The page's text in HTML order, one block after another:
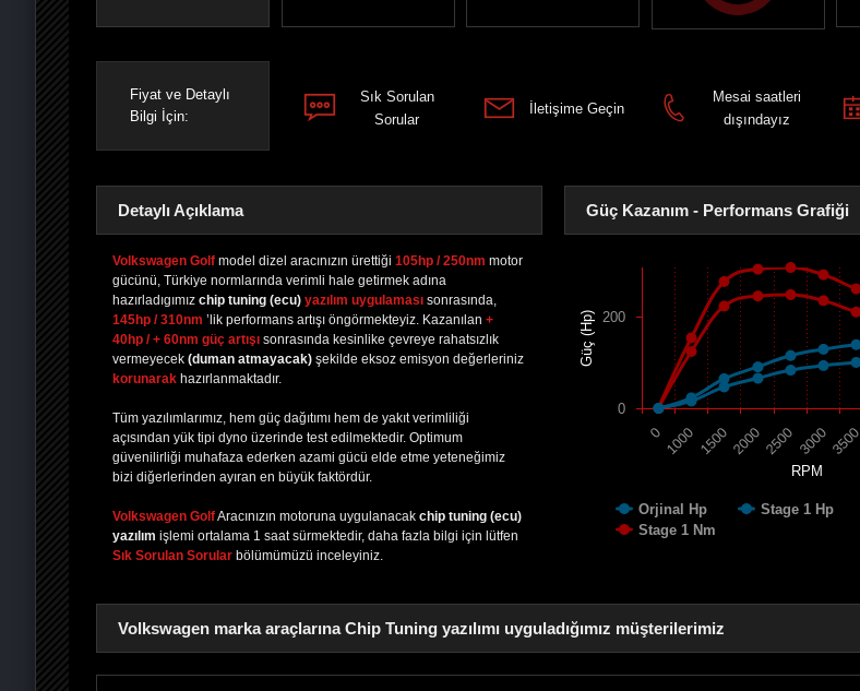
PAYLAŞPAYLAŞPLUS'TAPAYLAŞ
Fiyat ve Detaylı
Bilgi İçin:
Sık Sorulan
Sorular
İletişime Geçin
Mesai saatleri
dışındayız
Detaylı Açıklama
Volkswagen Golf model dizel aracınızın ürettiği 105hp / 250nm motor
gücünü, Türkiye normlarında verimli hale getirmek adına
hazırladıgımız chip tuning (ecu) yazılım uygulaması sonrasında,
145hp / 310nm ’lik performans artışı öngörmekteyiz. Kazanılan +
40hp / + 60nm güç artışı sonrasında kesinlike çevreye rahatsızlık
vermeyecek (duman atmayacak) şekilde eksoz emisyon değerleriniz
korunarak hazırlanmaktadır.
Tüm yazılımlarımız, hem güç dağıtımı hem de yakıt verimliliği
açısından yük tipi dyno üzerinde test edilmektedir. Optimum
güvenilirliği muhafaza ederken azami gücü elde etme yeteneğimiz
bizi diğerlerinden ayıran en büyük faktördür.
Volkswagen GolfAracınızın motoruna uygulanacak chip tuning (ecu)
yazılım işlemi ortalama 1 saat sürmektedir, daha fazla bilgi için lütfen
Sık Sorulan Sorular bölümümüzü inceleyiniz.
Güç Kazanım - Performans Grafiği
RPM
Güç (Hp)
Orjinal Hp Stage 1 Hp
Stage 1 Nm
0 1000 150020002500 30003500
0
200
Volkswagen marka araçlarına Chip Tuning yazılımı uyguladığımız müşterilerimiz